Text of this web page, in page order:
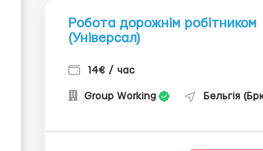
Робота дорожнім робітником
(Універсал)
14€ / час
Group Working